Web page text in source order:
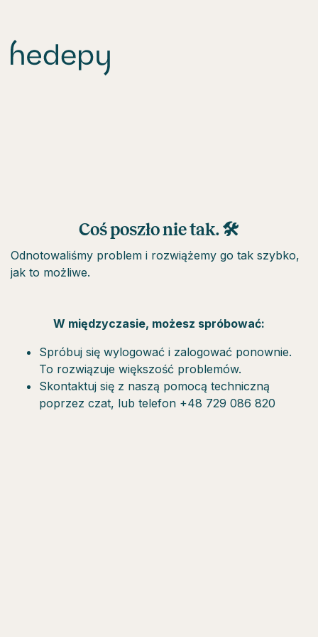
Coś poszło nie tak. 🛠
Odnotowaliśmy problem i rozwiążemy go tak szybko,
jak to możliwe.
W międzyczasie, możesz spróbować:
Spróbuj się wylogować i zalogować ponownie.
To rozwiązuje większość problemów.
Skontaktuj się z naszą pomocą techniczną
poprzez czat, lub telefon +48 729 086 820